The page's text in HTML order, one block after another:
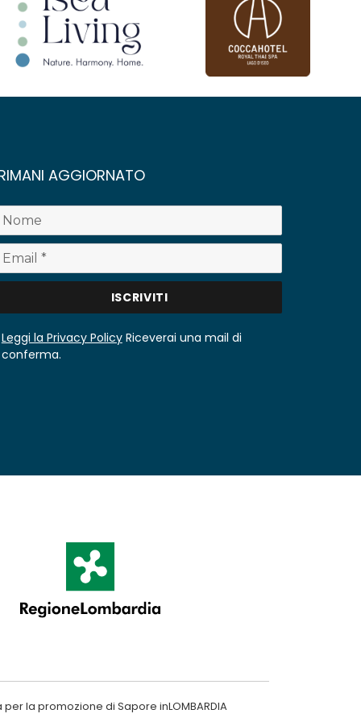
AGGIORNATO
Leggi la Privacy PolicyRiceverai una mail di
conferma.
la promozione di Sapore inLOMBARDIA